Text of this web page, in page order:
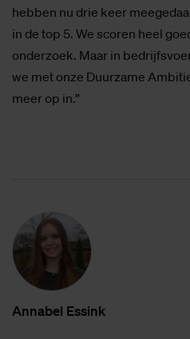
hebben nu drie keer
in de top 5. We scoren heel
onderzoek. Maar in
we met onze Duurzame
meer op in.”
An­na­bel Es­sink